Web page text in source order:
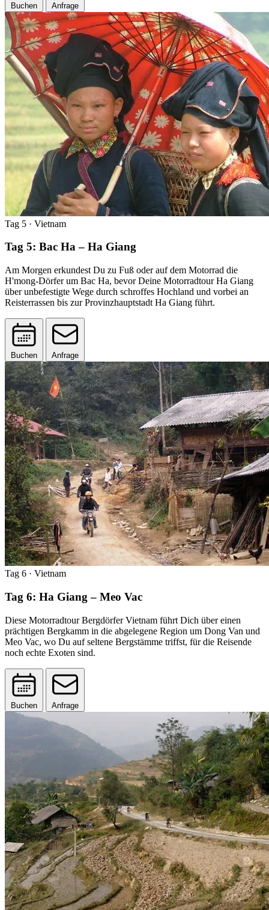
Buchen Anfrage
Tag 5 · Vietnam
Tag 5: Bac Ha – Ha Giang
Am Morgen erkundest Du zu Fuß oder auf dem Motorrad die
H'mong-Dörfer um Bac Ha, bevor Deine Motorradtour Ha Giang
über unbefestigte Wege durch schroffes Hochland und vorbei an
Reisterrassen bis zur Provinzhauptstadt Ha Giang führt.
Buchen Anfrage
Tag 6 · Vietnam
Tag 6: Ha Giang – Meo Vac
Diese Motorradtour Bergdörfer Vietnam führt Dich über einen
prächtigen Bergkamm in die abgelegene Region um Dong Van und
Meo Vac, wo Du auf seltene Bergstämme triffst, für die Reisende
noch echte Exoten sind.
Buchen Anfrage